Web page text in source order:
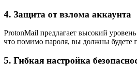
4. Защита от взлома аккаунта
ProtonMail предлагает высокий
что помимо пароля, вы должны будете
5. Гибкая настройка